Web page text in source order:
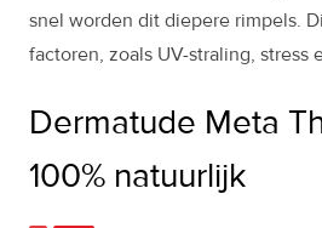
snel worden dit diepere rimpels.
factoren, zoals UV-straling,
Dermatude Meta
100% natuurlijk